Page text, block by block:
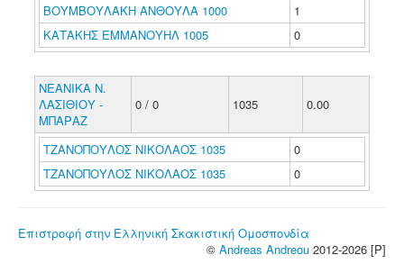
ΒΟΥΜΒΟΥΛΑΚΗ ΑΝΘΟΥΛΑ 1000
1
ΚΑΤΑΚΗΣ ΕΜΜΑΝΟΥΗΛ 1005
0
ΝΕΑΝΙΚΑ Ν.
ΛΑΣΙΘΙΟΥ -
ΜΠΑΡΑΖ
0 / 0 1035 0.00
ΤΖΑΝΟΠΟΥΛΟΣ ΝΙΚΟΛΑΟΣ 1035
0
ΤΖΑΝΟΠΟΥΛΟΣ ΝΙΚΟΛΑΟΣ 1035
0
Επιστροφή στην Ελληνική Σκακιστική Ομοσπονδία
© Andreas Andreou 2012-2026 [P]